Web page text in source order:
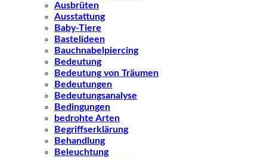
Ausbrüten
Ausstattung
Baby-Tiere
Bastelideen
Bauchnabelpiercing
Bedeutung
Bedeutung von Träumen
Bedeutungen
Bedeutungsanalyse
Bedingungen
bedrohte Arten
Begriffserklärung
Behandlung
Beleuchtung